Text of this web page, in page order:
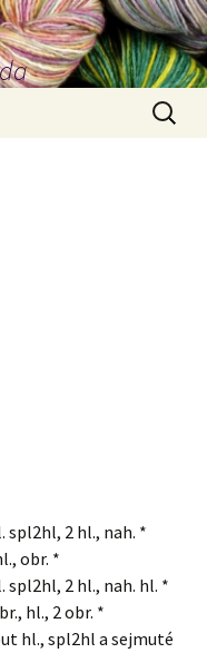
spl2hl, 2 hl., nah. *
obr. *
spl2hl, 2 hl., nah. hl. *
hl., 2 obr. *
hl., spl2hl a sejmuté